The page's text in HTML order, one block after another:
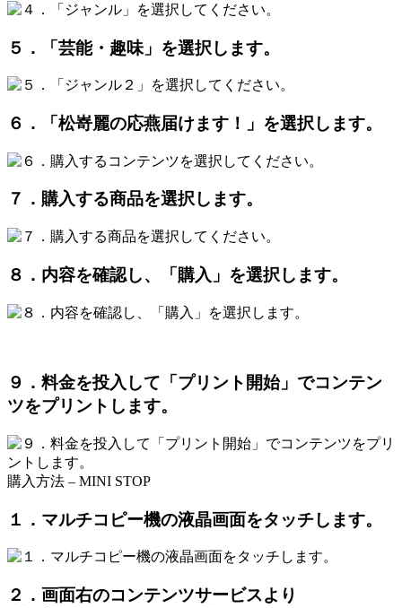
５．「芸能・趣味」を選択します。
６．「松嵜麗の応燕届けます！」を選択します。
７．購入する商品を選択します。
８．内容を確認し、「購入」を選択します。
９．料金を投入して「プリント開始」でコンテン
ツをプリントします。
購入方法 – MINI STOP
１．マルチコピー機の液晶画面をタッチします。
２．画面右のコンテンツサービスより